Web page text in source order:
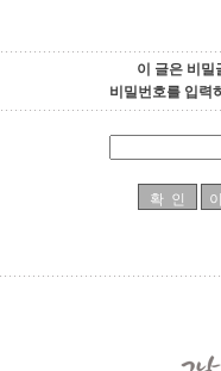
이 글은 비밀
비밀번호를 입력